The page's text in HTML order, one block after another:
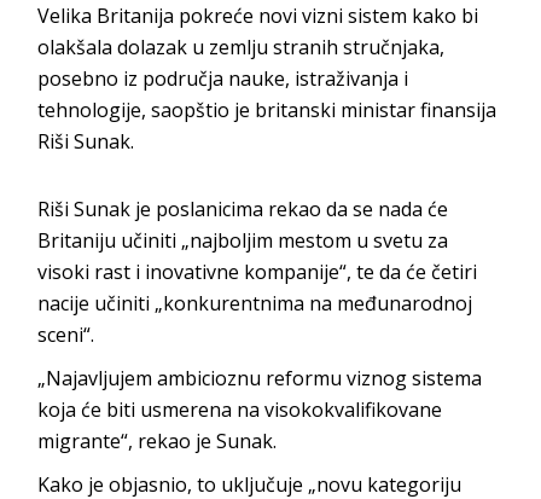
Velika Britanija pokreće novi vizni sistem kako bi
olakšala dolazak u zemlju stranih stručnjaka,
posebno iz područja nauke, istraživanja i
tehnologije, saopštio je britanski ministar finansija
Riši Sunak.
Riši Sunak je poslanicima rekao da se nada će
Britaniju učiniti „najboljim mestom u svetu za
visoki rast i inovativne kompanije“, te da će četiri
nacije učiniti „konkurentnima na međunarodnoj
sceni“.
„Najavljujem ambicioznu reformu viznog sistema
koja će biti usmerena na visokokvalifikovane
migrante“, rekao je Sunak.
Kako je objasnio, to uključuje „novu kategoriju